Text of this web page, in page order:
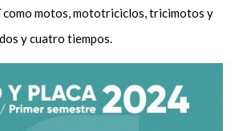
como motos, mototriciclos, tricimotos y
y cuatro tiempos.